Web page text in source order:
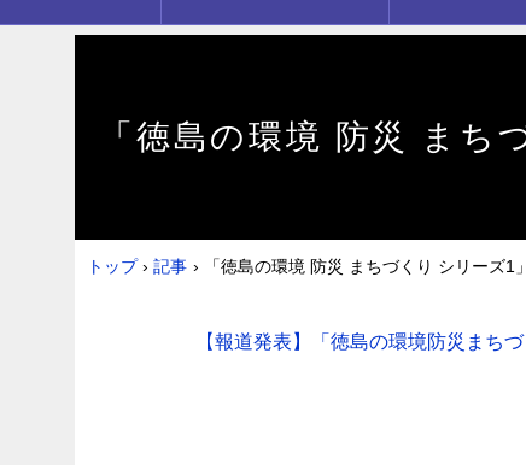
「徳島の環境 防災 まち
トップ › 記事 › 「徳島の環境 防災 まちづくり シリーズ1
【報道発表】「徳島の環境防災まち